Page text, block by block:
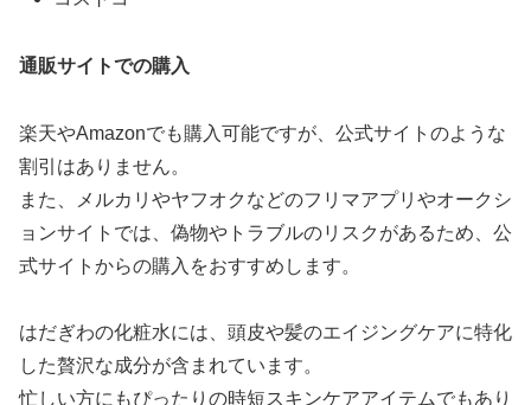
通販サイトでの購入
楽天やAmazonでも購入可能ですが、公式サイトのような
割引はありません。
また、メルカリやヤフオクなどのフリマアプリやオークシ
ョンサイトでは、偽物やトラブルのリスクがあるため、公
式サイトからの購入をおすすめします。
はだぎわの化粧水には、頭皮や髪のエイジングケアに特化
した贅沢な成分が含まれています。
忙しい方にもぴったりの時短スキンケアアイテムでもあり